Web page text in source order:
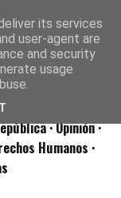
· Opinión·
Humanos ·
its services
user-agent are
and security
usage